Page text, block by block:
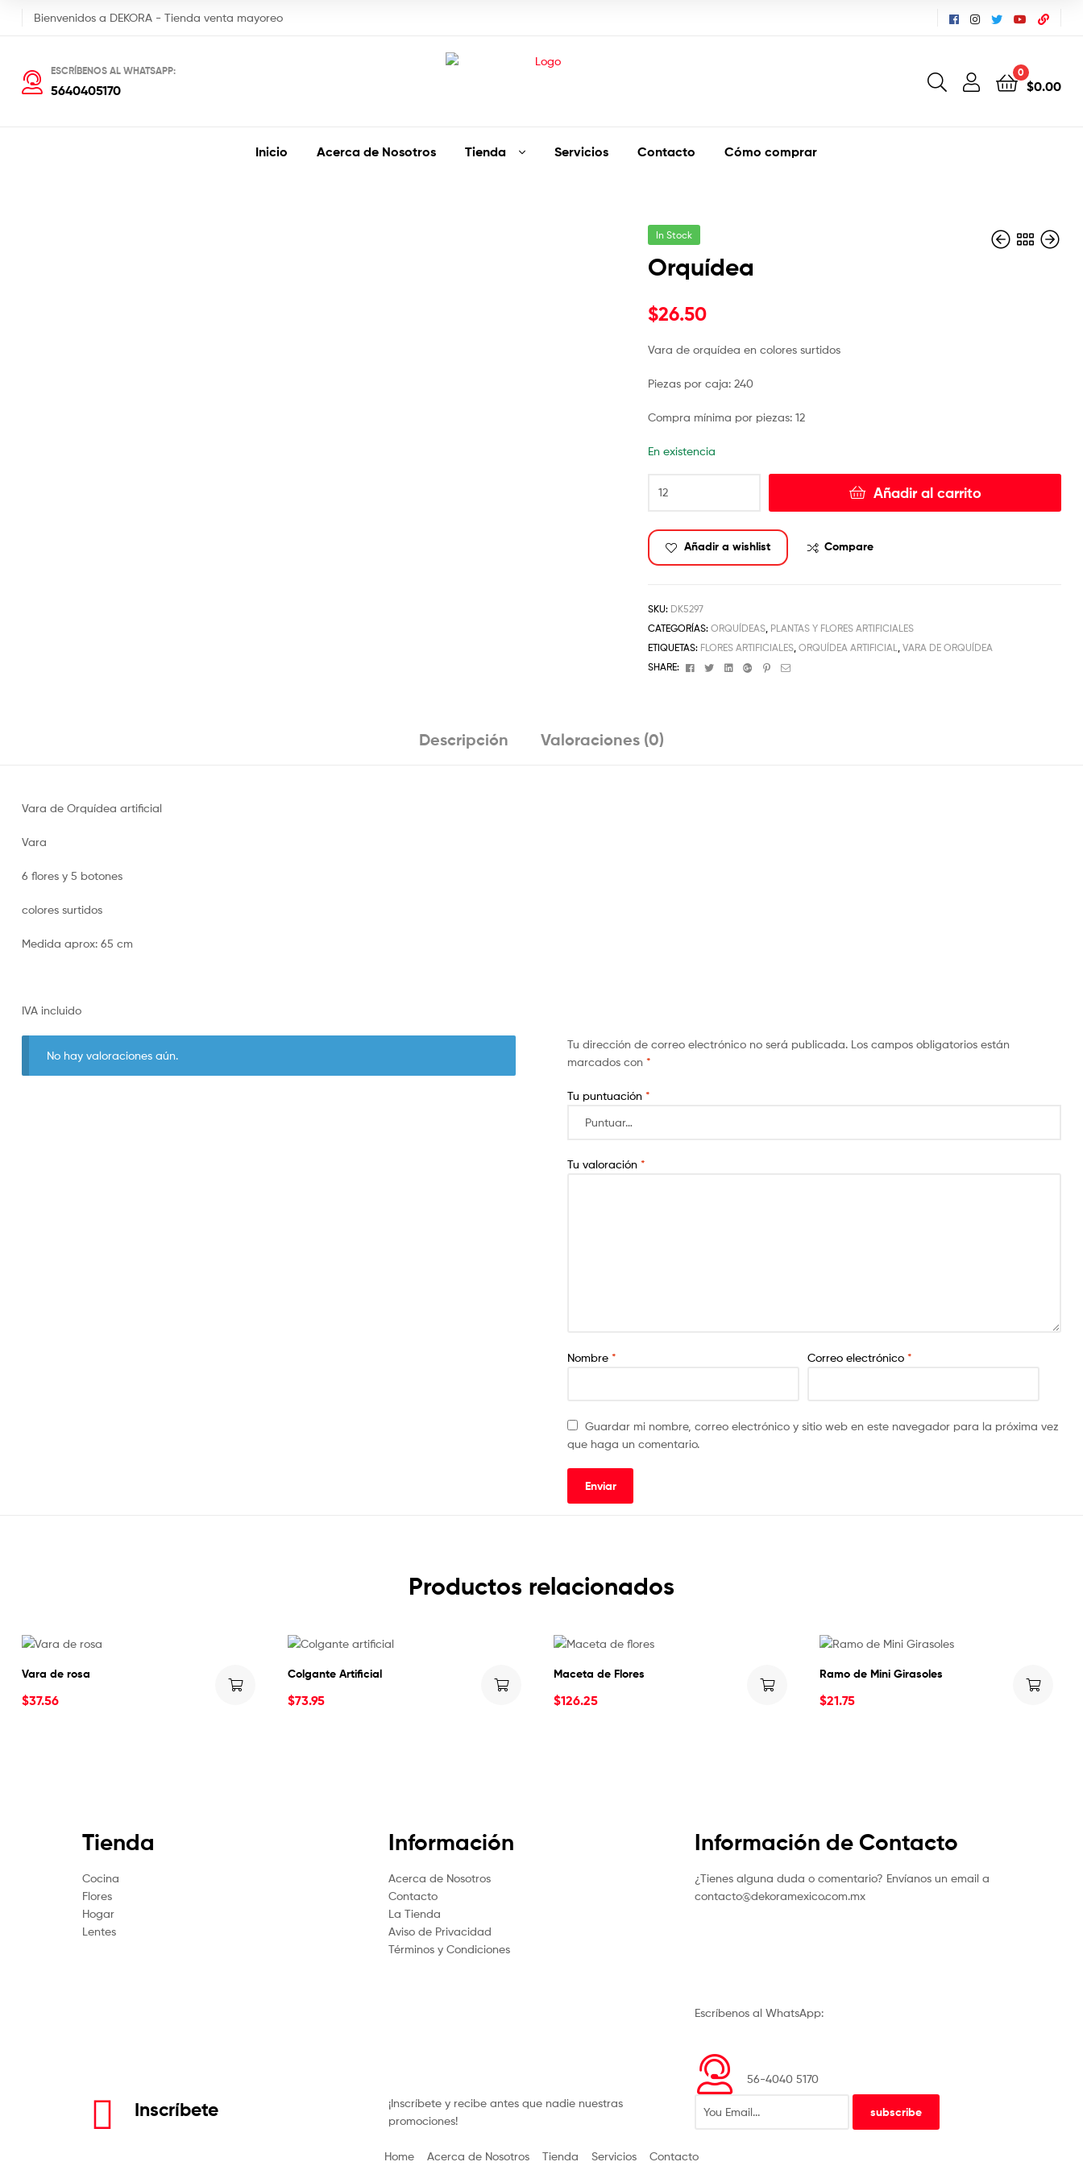
Bienvenidos a DEKORA - Tienda venta mayoreo
ESCRÍBENOS AL WHATSAPP:
5640405170
0
$0.00
Inicio Acerca de Nosotros Tienda Servicios Contacto Cómo comprar
In Stock
Orquídea
$26.50
Vara de orquídea en colores surtidos
Piezas por caja: 240
Compra mínima por piezas: 12
En existencia
Añadir al carrito
Añadir a wishlist Compare
SKU: DK5297
CATEGORÍAS:ORQUÍDEAS PLANTAS Y FLORES ARTIFICIALES
ETIQUETAS: FLORES ARTIFICIALES ,ORQUÍDEA ARTIFICIAL ,VARA DE ORQUÍDEA
SHARE:
FacebookTwitterLinkedinGoogle+Pinterest
Email
Descripción Valoraciones (0)
Vara de Orquídea artificial
Vara
6 flores y 5 botones
colores surtidos
Medida aprox: 65 cm
IVA incluido
No hay valoraciones aún.
Tu dirección de correo electrónico no será publicada. Los campos obligatorios están
marcados con *
Tu puntuación *
Tu valoración *
Nombre * Correo electrónico *
Guardar mi nombre, correo electrónico y sitio web en este navegador para la próxima vez
que haga un comentario.
Productos relacionados
Vara de rosa
$37.56
Colgante Artificial
$73.95
Maceta de Flores
$126.25
Ramo de Mini Girasoles
$21.75
Tienda
Cocina
Flores
Hogar
Lentes
Información
Acerca de Nosotros
Contacto
La Tienda
Aviso de Privacidad
Términos y Condiciones
Información de Contacto
¿Tienes alguna duda o comentario? Envíanos un email a
contacto@dekoramexico.com.mx
Escríbenos al WhatsApp:
56-4040 5170
Inscríbete
¡Inscríbete y recibe antes que nadie nuestras
promociones!
subscribe
Home Acerca de Nosotros Tienda Servicios Contacto